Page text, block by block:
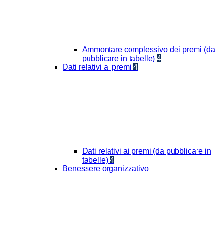
Ammontare complessivo dei premi (da
pubblicare in tabelle) 4
Dati relativi ai premi 4
Dati relativi ai premi (da pubblicare in
tabelle) 4
Benessere organizzativo